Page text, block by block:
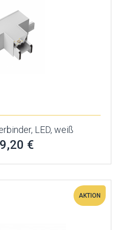
LED, weiß
€
AKTION